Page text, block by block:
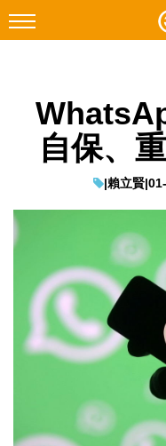
Facebook
科技焦點
遊戲動漫
教學評測
EduTech
IT Times
生成式AI與雲端應用
Enterprise Digital
自保、
|賴立賢|